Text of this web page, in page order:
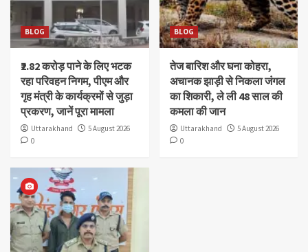
BLOG
₹2.82 करोड़ पाने के लिए भटक
रहा परिवहन निगम, पीएम और
गृह मंत्री के कार्यक्रमों से जुड़ा
प्रकरण, जानें पूरा मामला
Uttarakhand
5 August 2026
0
BLOG
तेज बारिश और घना कोहरा,
अचानक झाड़ी से निकला जंगल
का शिकारी, ले ली 48 साल की
कमला की जान
Uttarakhand
5 August 2026
0